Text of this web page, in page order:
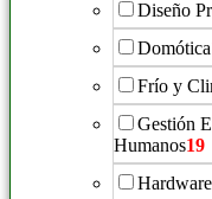
Diseño
Domótica
Frío y
Gestión
Humanos19